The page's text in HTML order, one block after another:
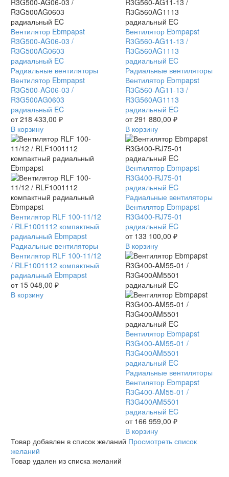
Вентилятор Ebmpapst
R3G500-AG06-03 /
R3G500AG0603
радиальный EC
Радиальные вентиляторы
Вентилятор Ebmpapst
R3G500-AG06-03 /
R3G500AG0603
радиальный EC
от218 433,00 ₽
В корзину
Вентилятор Ebmpapst
R3G560-AG11-13 /
R3G560AG1113
радиальный EC
Радиальные вентиляторы
Вентилятор Ebmpapst
R3G560-AG11-13 /
R3G560AG1113
радиальный EC
от291 880,00 ₽
В корзину
Вентилятор RLF 100-11/12
/ RLF1001112 компактный
радиальный Ebmpapst
Радиальные вентиляторы
Вентилятор RLF 100-11/12
/ RLF1001112 компактный
радиальный Ebmpapst
от 15 048,00 ₽
В корзину
Вентилятор Ebmpapst
R3G400-RJ75-01
радиальный EC
Радиальные вентиляторы
Вентилятор Ebmpapst
R3G400-RJ75-01
радиальный EC
от 133 100,00 ₽
В корзину
Вентилятор Ebmpapst
R3G400-AM55-01 /
R3G400AM5501
радиальный EC
Радиальные вентиляторы
Вентилятор Ebmpapst
R3G400-AM55-01 /
R3G400AM5501
радиальный EC
от 166 959,00 ₽
В корзину
Товар добавлен в список желаний Просмотреть список
желаний
Товар удален из списка желаний